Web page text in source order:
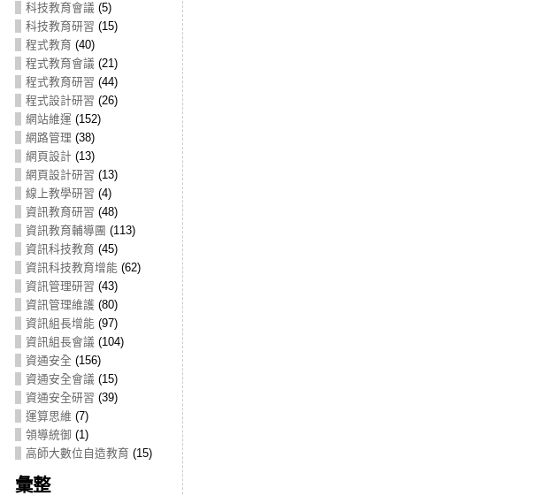
科技教育會議 (5)
科技教育研習 (15)
程式教育 (40)
程式教育會議 (21)
程式教育研習 (44)
程式設計研習 (26)
網站維運 (152)
網路管理 (38)
網頁設計(13)
網頁設計研習 (13)
線上教學研習 (4)
資訊教育研習 (48)
資訊教育輔導團 (113)
資訊科技教育 (45)
資訊科技教育增能(62)
資訊管理研習 (43)
資訊管理維護(80)
資訊組長增能(97)
資訊組長會議 (104)
資通安全 (156)
資通安全會議 (15)
資通安全研習 (39)
運算思維 (7)
領導統御 (1)
高師大數位自造教育 (15)
彙整